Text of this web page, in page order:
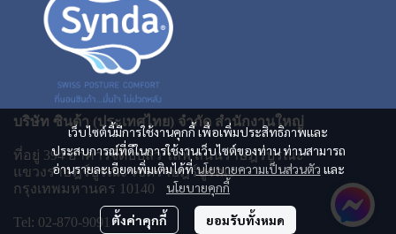
เว็บไซต์นี้มีการใช้งานคุกกี้ เพื่อเพิ่มประสิทธิภาพและ
ประสบการณ์ที่ดีในการใช้งานเว็บไซต์ของท่าน ท่านสามารถ
อ่านรายละเอียดเพิ่มเติมได้ที่นโยบายความเป็นส่วนตัว และ
นโยบายคุกกี้
ตั้งค่าคุกกี้ ยอมรับทั้งหมด
บริษัท ซินด้า (ประเทศไทย) จำกัด สำนักงานใหญ่
ที่อยู่ 394 อาคารจีดับบลิว ไลฟ์ ถนนราษฎร์บูรณะ
แขวงราษฎร์บูรณะ เขตราษฎร์บูรณะ
กรุงเทพมหานคร 10140
Tel: 02-870-9091